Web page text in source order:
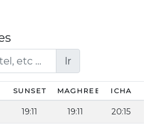
Ir
SUNSET MAGHREB ICHA
19:11 19:11 20:15